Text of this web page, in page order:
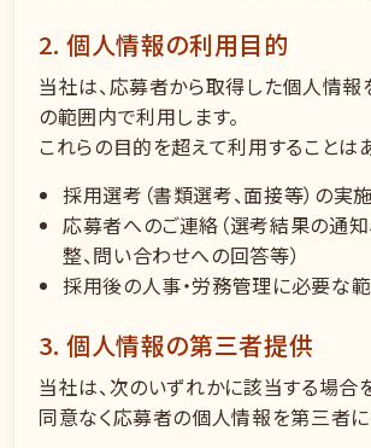
2. 個人情報の利用目的
当社は、応募者から取得した個人情報
の範囲内で利用します。
これらの目的を超えて利用することは
採用選考（書類選考、面接等）の実施
応募者へのご連絡（選考結果の通
整、問い合わせへの回答等）
採用後の人事・労務管理に必要な
3. 個人情報の第三者提供
当社は、次のいずれかに該当する場合
同意なく応募者の個人情報を第三者に